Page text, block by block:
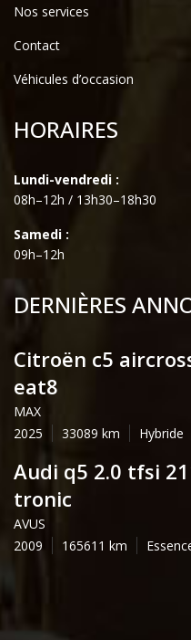
Nos services
Contact
Véhicules d’occasion
HORAIRES
Lundi-vendredi :
08h–12h / 13h30–18h30
Samedi :
09h–12h
DERNIÈRES
citroën c5 aircross hybrid 145cv max
eat8
MAX
2025
33089 Hybride
audi q5 2.0 tfsi 211 avus suattro s
tronic
AVUS
2009
165611